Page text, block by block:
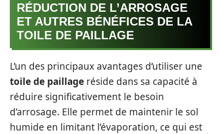
RÉDUCTION DE L’ARROSAGE
ET AUTRES BÉNÉFICES DE LA
TOILE DE PAILLAGE
L’un des principaux avantages d’utiliser une
toile de paillage réside dans sa capacité à
réduire significativement le besoin
d’arrosage. Elle permet de maintenir le sol
humide en limitant l’évaporation, ce qui est